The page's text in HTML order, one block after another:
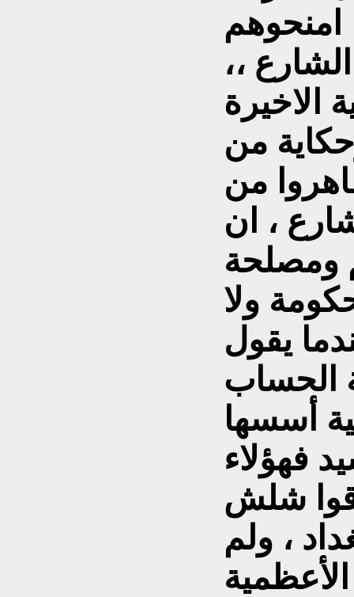
امنحوهم
،،
الاخيرة
من
من
، ان
ومصلحة
ولا
يقول
الحساب
أسسها
فهؤلاء
شلش
، ولم